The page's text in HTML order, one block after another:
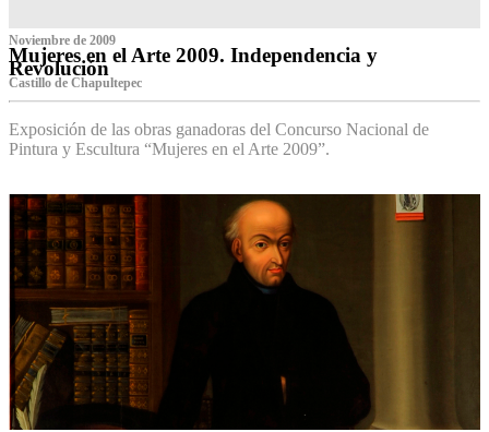
Noviembre de 2009
Mujeres en el Arte 2009. Independencia y
Revolución
Castillo de Chapultepec
Exposición de las obras ganadoras del Concurso Nacional de
Pintura y Escultura “Mujeres en el Arte 2009”.